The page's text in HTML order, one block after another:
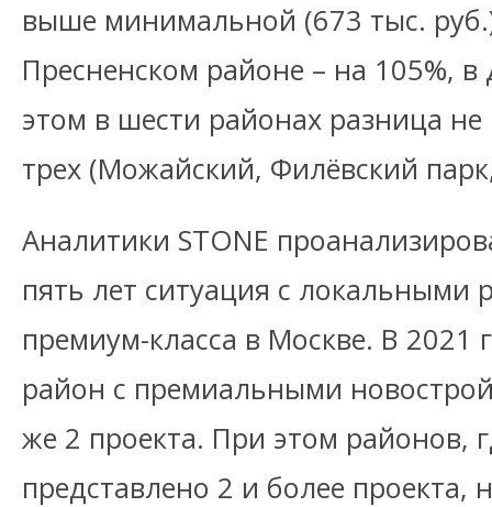
выше минимальной (673 тыс.
Пресненском районе – на 105%,
этом в шести районах разница
трех (Можайский, Филёвский
Аналитики STONE
пять лет ситуация с локальными
премиум-класса в Москве. В 2021
район с премиальными
же 2 проекта. При этом районов,
представлено 2 и более проекта,